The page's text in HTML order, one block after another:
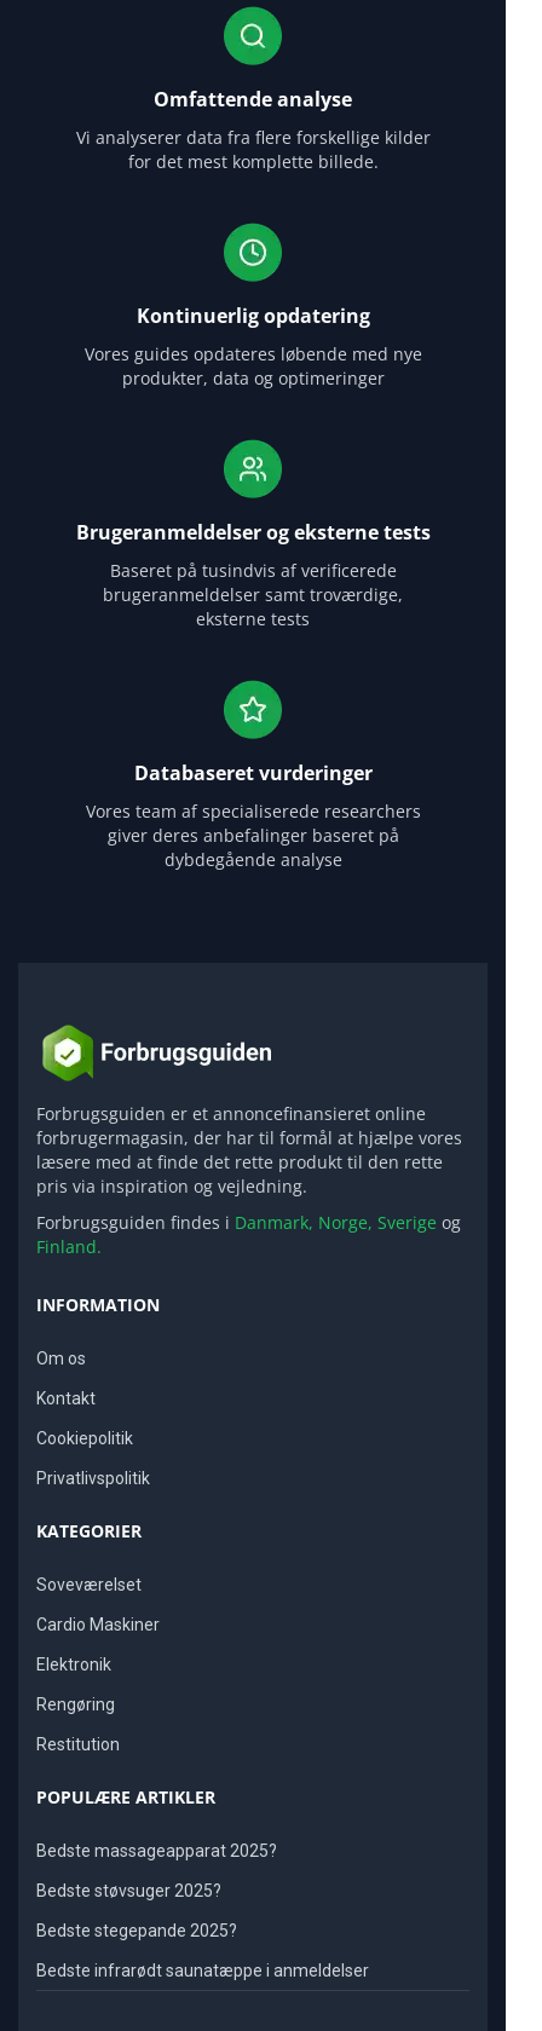
Omfattende analyse
Vi analyserer data fra flere forskellige kilder
for det mest komplette billede.
Kontinuerlig opdatering
Vores guides opdateres løbende med nye
produkter, data og optimeringer
Brugeranmeldelser og eksterne tests
Baseret på tusindvis af verificerede
brugeranmeldelser samt troværdige,
eksterne tests
Databaseret vurderinger
Vores team af specialiserede researchers
giver deres anbefalinger baseret på
dybdegående analyse
Forbrugsguiden er et annoncefinansieret online
forbrugermagasin, der har til formål at hjælpe vores
læsere med at finde det rette produkt til den rette
pris via inspiration og vejledning.
Forbrugsguiden findes i Danmark, Norge, Sverige og
Finland.
INFORMATION
Om os
Kontakt
Cookiepolitik
Privatlivspolitik
KATEGORIER
Soveværelset
Cardio Maskiner
Elektronik
Rengøring
Restitution
POPULÆRE ARTIKLER
Bedste massageapparat 2025?
Bedste støvsuger 2025?
Bedste stegepande 2025?
Bedste infrarødt saunatæppe i anmeldelser